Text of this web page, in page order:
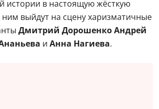
истории в настоящую жёсткую
выйдут на сцену харизматичные
Дмитрий Дорошенко Андрей
и Анна Нагиева.